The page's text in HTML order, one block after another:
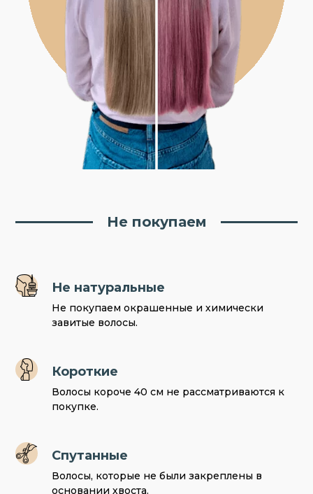
Не покупаем
Не натуральные
Не покупаем окрашенные и химически
завитые волосы.
Короткие
Волосы короче 40 см не рассматриваются к
покупке.
Спутанные
Волосы, которые не были закреплены в
основании хвоста.